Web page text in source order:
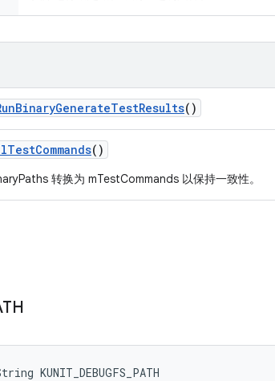
BinaryGenerateTestResults()
TestCommands()
转换为 mTestCommands 以保持一致性。